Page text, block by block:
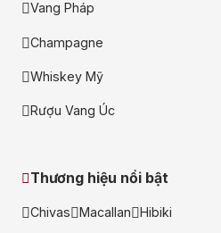
Vang Pháp
Champagne
Whiskey Mỹ
Rượu Vang Úc
Thương hiệu nổi bật
Chivas Macallan Hibiki